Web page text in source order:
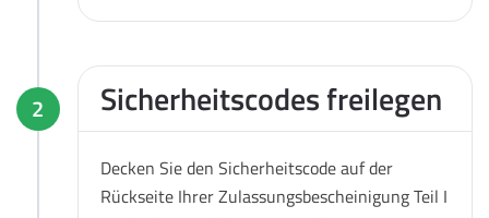
2 Sicherheitscodes freilegen
Decken Sie den Sicherheitscode auf der
Rückseite Ihrer Zulassungsbescheinigung Teil I